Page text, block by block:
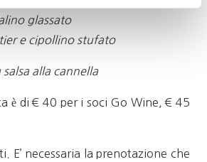
glassato
e cipollino stufato
alla cannella
è di € 40 per i soci Go Wine, € 45
E’ necessaria la prenotazione che